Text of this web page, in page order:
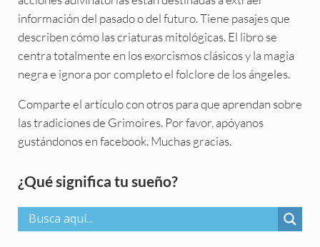
información del pasado o del futuro. Tiene pasajes que
describen cómo las criaturas mitológicas. El libro se
centra totalmente en los exorcismos clásicos y la magia
negra e ignora por completo el folclore de los ángeles.
Comparte el artículo con otros para que aprendan sobre
las tradiciones de Grimoires. Por favor, apóyanos
gustándonos en facebook. Muchas gracias.
Sidebar
¿Qué significa tu sueño?